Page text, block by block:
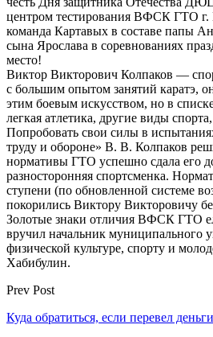
центром тестирования ВФСК ГТО г.
команда Картавых в составе папы
сына Ярослава в соревнованиях
место!
Виктор Викторович Колпаков —
с большим опытом занятий каратэ,
этим боевым искусством, но в
легкая атлетика, другие виды
Попробовать свои силы в
труду и обороне» В. В. Колпаков
нормативы ГТО успешно сдала его
разносторонняя спортсменка.
ступени (по обновленной системе
покорились Виктору Викторовичу
Золотые знаки отличия ВФСК ГТО
вручил начальник муниципального
физической культуре, спорту и
Хабибулин.
Prev Post
Куда обратиться, если перевел